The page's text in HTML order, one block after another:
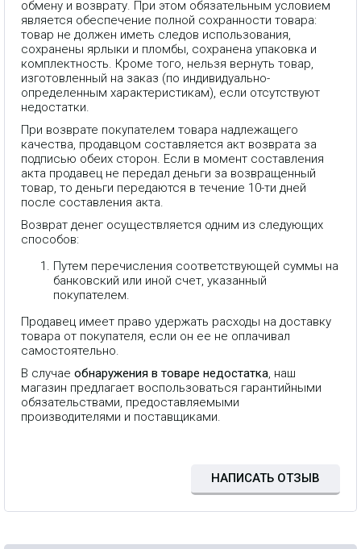
обмену и возврату. При этом обязательным условием
является обеспечение полной сохранности товара:
товар не должен иметь следов использования,
сохранены ярлыки и пломбы, сохранена упаковка и
комплектность. Кроме того, нельзя вернуть товар,
изготовленный на заказ (по индивидуально-
определенным характеристикам), если отсутствуют
недостатки.
При возврате покупателем товара надлежащего
качества, продавцом составляется акт возврата за
подписью обеих сторон. Если в момент составления
акта продавец не передал деньги за возвращенный
товар, то деньги передаются в течение 10-ти дней
после составления акта.
Возврат денег осуществляется одним из следующих
способов:
Путем перечисления соответствующей суммы на
банковский или иной счет, указанный
покупателем.
Продавец имеет право удержать расходы на доставку
товара от покупателя, если он ее не оплачивал
самостоятельно.
В случае обнаружения в товаре недостатка, наш
магазин предлагает воспользоваться гарантийными
обязательствами, предоставляемыми
производителями и поставщиками.
НАПИСАТЬ ОТЗЫВ
Jlab GO Work Pop Black-это
отличные беспроводные
наушники-вкладыши, которые
обеспечат вам не только удобство,
но и отличное качество звука.
встроенный микрофон позволяет
удобно отвечать на звонки, не
снимая наушники.